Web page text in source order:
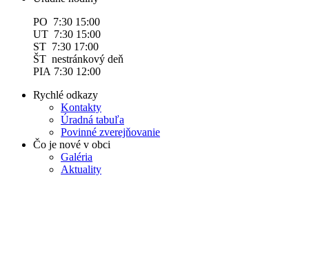
PO 7:30 15:00
UT 7:30 15:00
ST 7:30 17:00
ŠT nestránkový deň
PIA 7:30 12:00
Rychlé odkazy
Kontakty
Úradná tabuľa
Povinné zverejňovanie
Čo je nové v obci
Galéria
Aktuality